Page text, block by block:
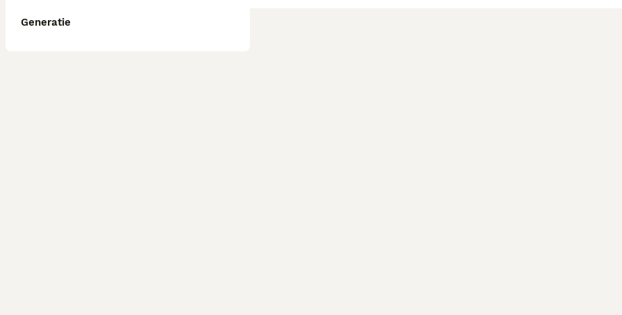
Generatie